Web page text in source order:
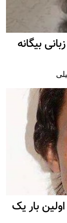
بیگانه
بار یک